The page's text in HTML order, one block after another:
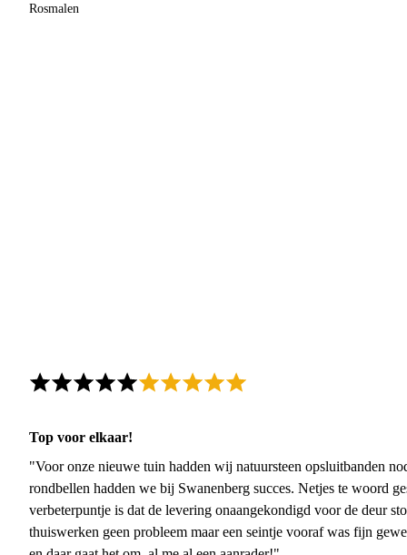
Rosmalen
Top voor elkaar!
"Voor onze nieuwe tuin hadden wij natuursteen opsluitbanden
rondbellen hadden we bij Swanenberg succes. Netjes te woord
verbeterpuntje is dat de levering onaangekondigd voor de deur
thuiswerken geen probleem maar een seintje vooraf was fijn